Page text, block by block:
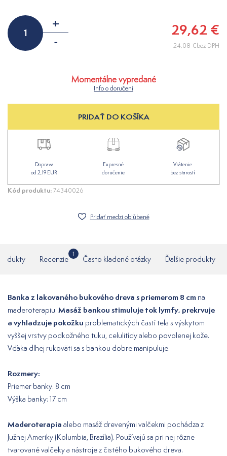
+
-
29,62 €
24,08 €bez DPH
Momentálne vypredané
Info o doručení
PRIDAŤ DO KOŠÍKA
Doprava
od 2,19 EUR
Expresné
doručenie
Vrátenie
bez starostí
Kód produktu:74340026
Pridať medzi obľúbené
Recenzie
1
Často kladené otázky Ďalšie produkty
Banka z lakovaného bukového dreva s priemerom 8 cm na
maderoterapiu. Masáž bankou stimuluje tok lymfy, prekrvuje
a vyhladzuje pokožku problematických častí tela s výskytom
vyššej vrstvy podkožného tuku, celulitídy alebo povolenej kože.
Vďaka dlhej rukoväti sa s bankou dobre manipuluje.
Rozmery:
Priemer banky: 8 cm
Výška banky: 17 cm
Maderoterapia alebo masáž drevenými valčekmi pochádza z
Južnej Ameriky (Kolumbia, Brazília). Používajú sa pri nej rôzne
tvarované valčeky a nástroje z čistého bukového dreva.